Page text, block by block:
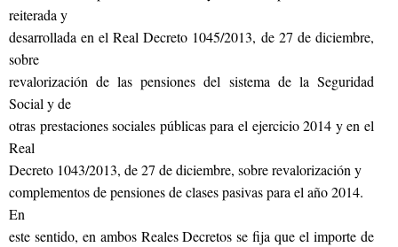
reiterada y
desarrollada en el Real Decreto 1045/2013, de 27 de diciembre,
sobre
revalorización de las pensiones del sistema de la Seguridad
Social y de
otras prestaciones sociales públicas para el ejercicio 2014 y en el
Real
Decreto 1043/2013, de 27 de diciembre, sobre revalorización y
complementos de pensiones de clases pasivas para el año 2014.
En
este sentido, en ambos Reales Decretos se fija que el importe de